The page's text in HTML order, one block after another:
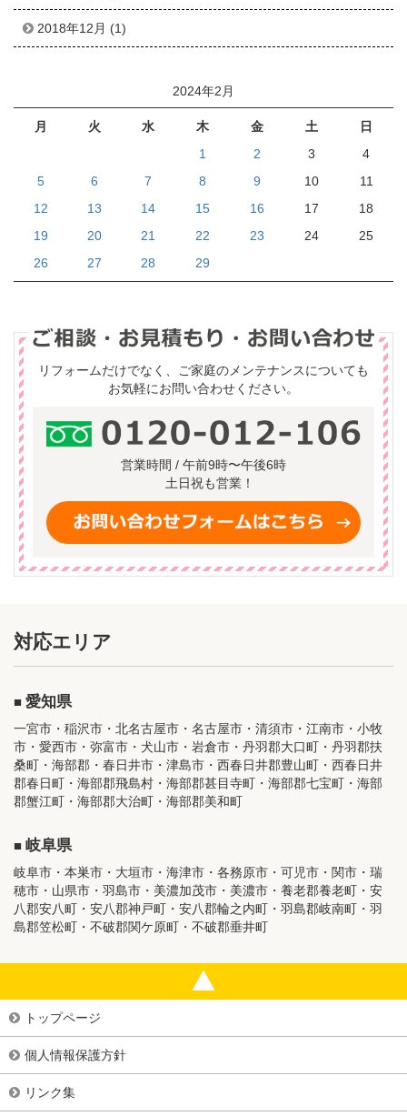
2018年12月 (1)
2024年2月
月 火 水 木 金 土
日
1
2 3
4
5
6 7 8 9 10
11
12
13 14 15 16 17
18
19
20 21 22 23 24
25
26
27 28 29
リフォームだけでなく、ご家庭のメンテナンスについても
お気軽にお問い合わせください。
営業時間 / 午前9時〜午後6時
土日祝も営業！
対応エリア
愛知県
一宮市・稲沢市・北名古屋市・名古屋市・清須市・江南市・小牧
市・愛西市・弥富市・犬山市・岩倉市・丹羽郡大口町・丹羽郡扶
桑町・海部郡・春日井市・津島市・西春日井郡豊山町・西春日井
郡春日町・海部郡飛島村・海部郡甚目寺町・海部郡七宝町・海部
郡蟹江町・海部郡大治町・海部郡美和町
岐阜県
岐阜市・本巣市・大垣市・海津市・各務原市・可児市・関市・瑞
穂市・山県市・羽島市・美濃加茂市・美濃市・養老郡養老町・安
八郡安八町・安八郡神戸町・安八郡輪之内町・羽島郡岐南町・羽
島郡笠松町・不破郡関ケ原町・不破郡垂井町
トップページ
個人情報保護方針
リンク集